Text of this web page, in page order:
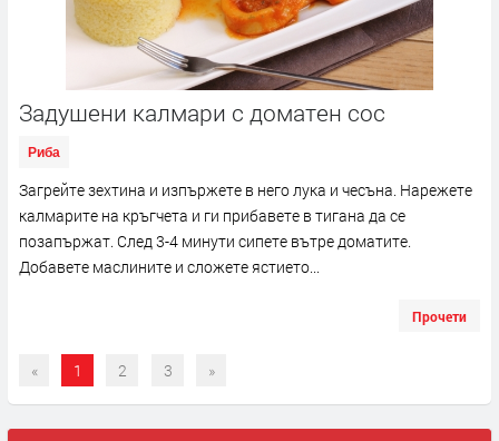
Задушени калмари с доматен сос
Риба
Загрейте зехтина и изпържете в него лука и чесъна. Нарежете
калмарите на кръгчета и ги прибавете в тигана да се
позапържат. След 3-4 минути сипете вътре доматите.
Добавете маслините и сложете ястието...
Прочети
« 1 2 3 »